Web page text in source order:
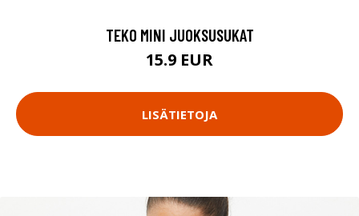
TEKO MINI JUOKSUSUKAT
15.9 EUR
LISÄTIETOJA